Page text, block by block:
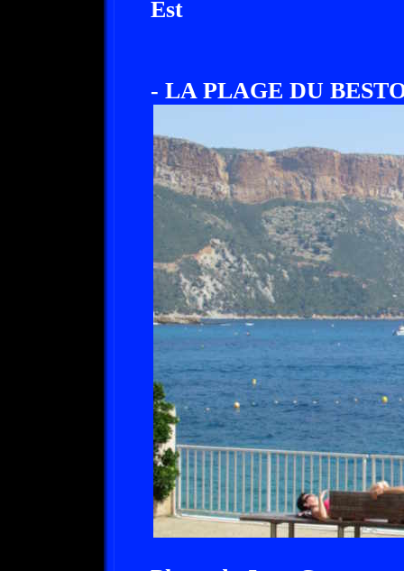
Est
- LA PLAGE DU